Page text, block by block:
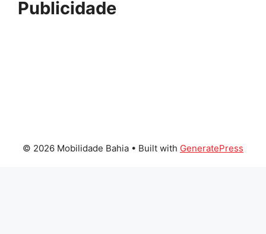
Publicidade
© 2026 Mobilidade Bahia • Built with GeneratePress